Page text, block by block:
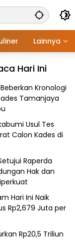
Lainnya
Hari Ini
Kronologi
Tamanjaya
Usul Tes
Calon Kades di
Raperda
Hak dan
Hari Ini Naik
Rp2,679 Juta per
Rp20,5 Triliun